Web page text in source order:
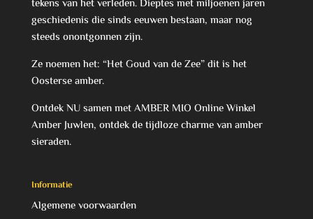
tekens van het verleden. Dieptes met miljoenen jaren
geschiedenis die sinds eeuwen bestaan, maar nog
steeds onontgonnen zijn.
Ze noemen het: “Het Goud van de Zee” dit is het
Oosterse amber.
Ontdek NU samen met AMBER MIO Online Winkel
Amber Juwlen, ontdek de tijdloze charme van amber
sieraden.
Informatie
Algemene voorwaarden